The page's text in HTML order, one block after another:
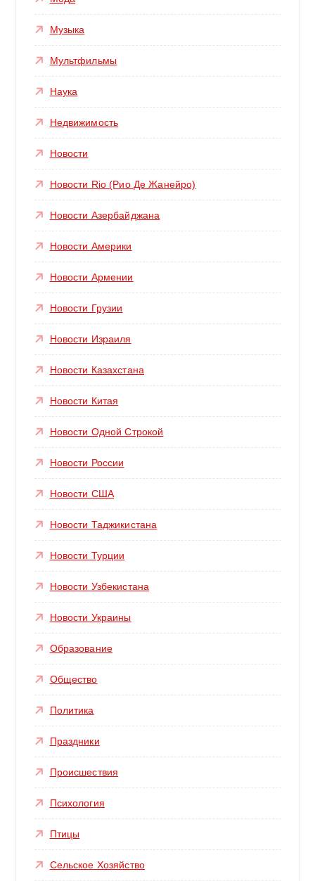
Музыка
Мультфильмы
Наука
Недвижимость
Новости
Новости Rio (Рио Де Жанейро)
Новости Азербайджана
Новости Америки
Новости Армении
Новости Грузии
Новости Израиля
Новости Казахстана
Новости Китая
Новости Одной Строкой
Новости России
Новости США
Новости Таджикистана
Новости Турции
Новости Узбекистана
Новости Украины
Образование
Общество
Политика
Праздники
Происшествия
Психология
Птицы
Сельское Хозяйство